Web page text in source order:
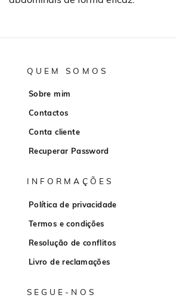
QUEM SOMOS
Sobre mim
Contactos
Conta cliente
Recuperar Password
INFORMAÇÕES
Política de privacidade
Termos e condições
Resolução de conflitos
Livro de reclamações
SEGUE-NOS